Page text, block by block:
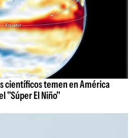
científicos temen en América
"Súper El Niño"